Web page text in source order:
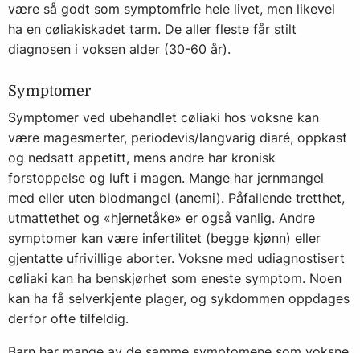
være så godt som symptomfrie hele livet, men likevel
ha en cøliakiskadet tarm. De aller fleste får stilt
diagnosen i voksen alder (30-60 år).
Symptomer
Symptomer ved ubehandlet cøliaki hos voksne kan
være magesmerter, periodevis/langvarig diaré, oppkast
og nedsatt appetitt, mens andre har kronisk
forstoppelse og luft i magen. Mange har jernmangel
med eller uten blodmangel (anemi). Påfallende tretthet,
utmattethet og «hjernetåke» er også vanlig. Andre
symptomer kan være infertilitet (begge kjønn) eller
gjentatte ufrivillige aborter. Voksne med udiagnostisert
cøliaki kan ha benskjørhet som eneste symptom. Noen
kan ha få selverkjente plager, og sykdommen oppdages
derfor ofte tilfeldig.